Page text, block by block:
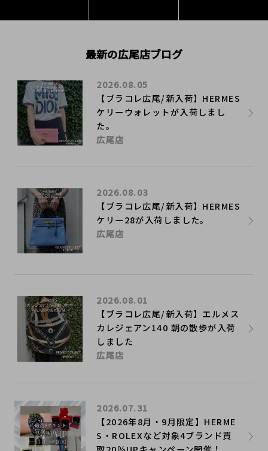
最新の広尾店ブログ
【ブラコレ広尾/新入荷】HERMES
ケリーウォレットが入荷しまし
た。
2026.08.05
広尾店
【ブラコレ広尾/新入荷】HERMES
ケリー28が入荷しました。
2026.08.03
広尾店
【ブラコレ広尾/新入荷】エルメス
カレジェアン140 朝の散歩が入荷
しました
2026.08.01
広尾店
【2026年8月・9月限定】HERME
S・ROLEXなど対象4ブランド買
2026.07.31